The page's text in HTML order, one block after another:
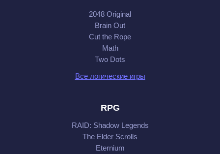
2048 Original
Brain Out
Cut the Rope
Math
Two Dots
Все логические игры
RPG
RAID: Shadow Legends
The Elder Scrolls
Eternium